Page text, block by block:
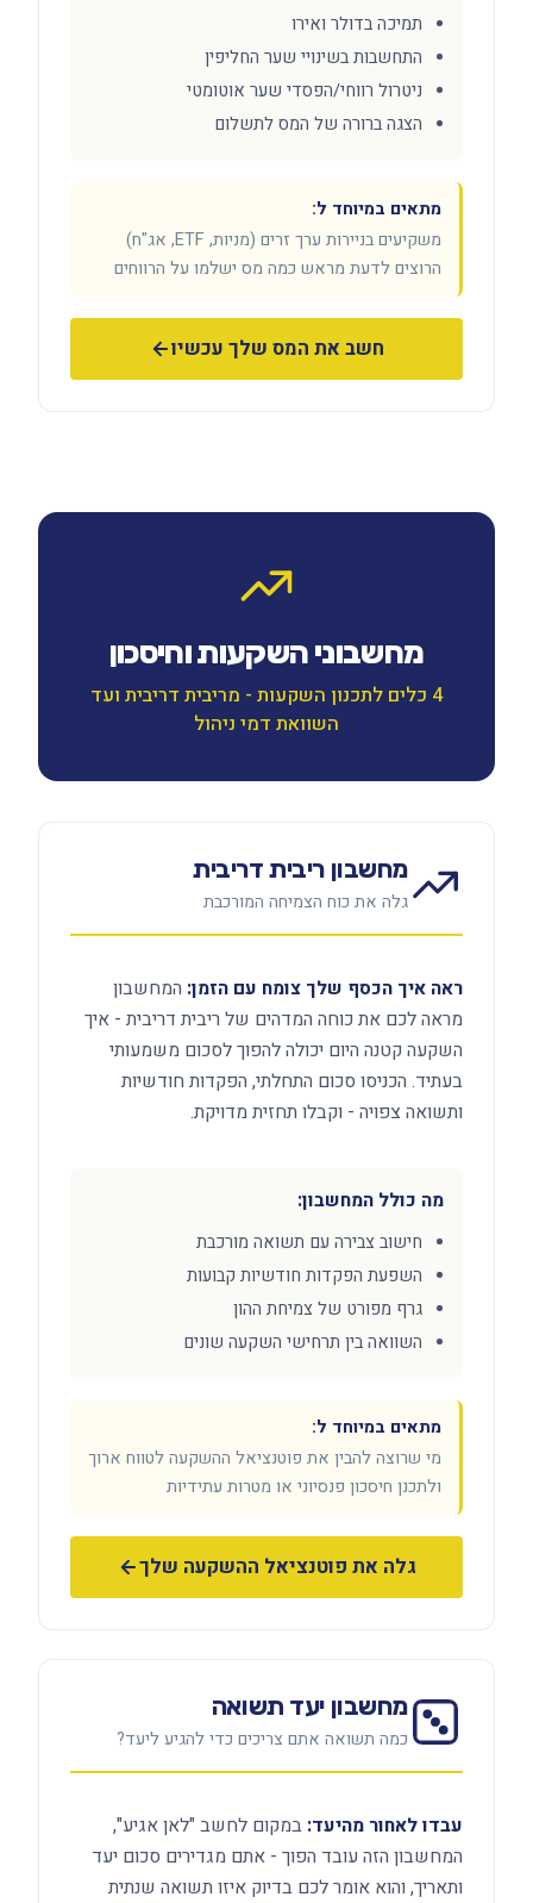
תמיכה בדולר ואירו
התחשבות בשינויי שער החליפין
ניטרול רווחי/הפסדי שער אוטומטי
הצגה ברורה של המס לתשלום
מתאים במיוחד ל:
משקיעים בניירות ערך זרים (מניות, ETF, אג"ח)
הרוצים לדעת מראש כמה מס ישלמו על הרווחים
חשב את המס שלך עכשיו
מחשבוני השקעות וחיסכון
4 כלים לתכנון השקעות - מריבית דריבית ועד
השוואת דמי ניהול
מחשבון ריבית דריבית
גלה את כוח הצמיחה המורכבת
ראה איך הכסף שלך צומח עם הזמן: המחשבון
מראה לכם את כוחה המדהים של ריבית דריבית - איך
השקעה קטנה היום יכולה להפוך לסכום משמעותי
בעתיד. הכניסו סכום התחלתי, הפקדות חודשיות
ותשואה צפויה - וקבלו תחזית מדויקת.
מה כולל המחשבון:
חישוב צבירה עם תשואה מורכבת
השפעת הפקדות חודשיות קבועות
גרף מפורט של צמיחת ההון
השוואה בין תרחישי השקעה שונים
מתאים במיוחד ל:
מי שרוצה להבין את פוטנציאל ההשקעה לטווח ארוך
ולתכנן חיסכון פנסיוני או מטרות עתידיות
גלה את פוטנציאל ההשקעה שלך
מחשבון יעד תשואה
כמה תשואה אתם צריכים כדי להגיע ליעד?
עבדו לאחור מהיעד: במקום לחשב "לאן אגיע",
המחשבון הזה עובד הפוך - אתם מגדירים סכום יעד
ותאריך, והוא אומר לכם בדיוק איזו תשואה שנתית